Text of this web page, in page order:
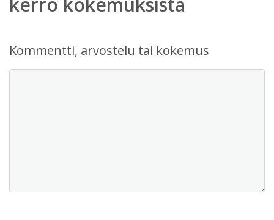
Kommentti, arvostelu tai kokemus